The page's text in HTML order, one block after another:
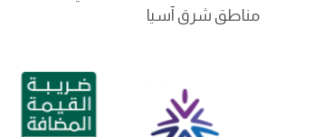
مناطق شرق آسيا